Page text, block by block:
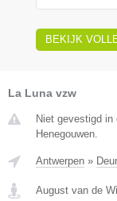
BEKIJK
La Luna vzw
Niet gevestigd
Henegouwen.
Antwerpen »
August van de